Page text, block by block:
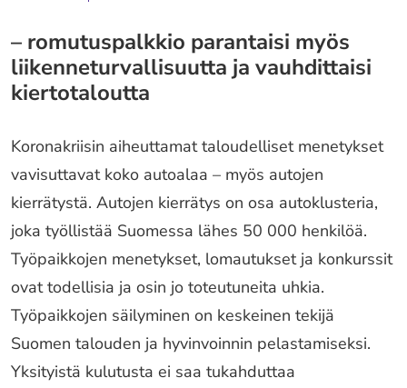
– romutuspalkkio parantaisi myös
liikenneturvallisuutta ja vauhdittaisi
kiertotaloutta
Koronakriisin aiheuttamat taloudelliset menetykset
vavisuttavat koko autoalaa – myös autojen
kierrätystä. Autojen kierrätys on osa autoklusteria,
joka työllistää Suomessa lähes 50 000 henkilöä.
Työpaikkojen menetykset, lomautukset ja konkurssit
ovat todellisia ja osin jo toteutuneita uhkia.
Työpaikkojen säilyminen on keskeinen tekijä
Suomen talouden ja hyvinvoinnin pelastamiseksi.
Yksityistä kulutusta ei saa tukahduttaa